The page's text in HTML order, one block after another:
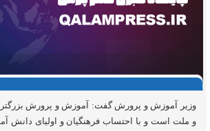
وزیر آموزش و پرورش گفت:‌ آموزش و پرورش